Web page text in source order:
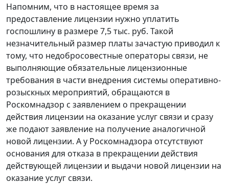
Напомним, что в настоящее время за
предоставление лицензии нужно уплатить
госпошлину в размере 7,5 тыс. руб. Такой
незначительный размер платы зачастую приводил к
тому, что недобросовестные операторы связи, не
выполняющие обязательные лицензионные
требования в части внедрения системы оперативно-
розыскных мероприятий, обращаются в
Роскомнадзор с заявлением о прекращении
действия лицензии на оказание услуг связи и сразу
же подают заявление на получение аналогичной
новой лицензии. А у Роскомнадзора отсутствуют
основания для отказа в прекращении действия
действующей лицензии и выдачи новой лицензии на
оказание услуг связи.